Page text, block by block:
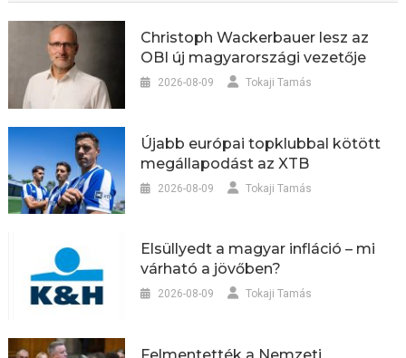
Christoph Wackerbauer lesz az
OBI új magyarországi vezetője
2026-08-09 Tokaji Tamás
Újabb európai topklubbal kötött
megállapodást az XTB
2026-08-09 Tokaji Tamás
Elsüllyedt a magyar infláció – mi
várható a jövőben?
2026-08-09 Tokaji Tamás